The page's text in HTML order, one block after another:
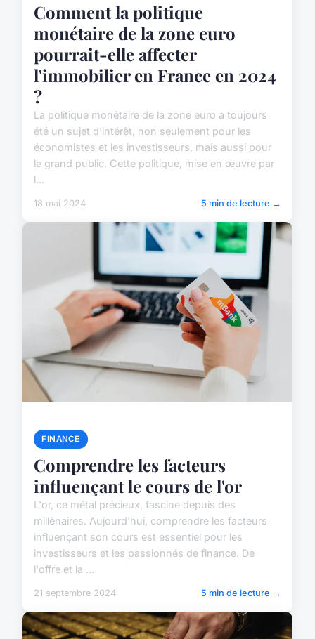
Comment la politique
monétaire de la zone euro
pourrait-elle affecter
l'immobilier en France en 2024
?
La politique monétaire de la zone euro a toujours
été un sujet d'intérêt, non seulement pour les
économistes et les investisseurs, mais aussi pour
le grand public. Cette politique, mise en œuvre par
l...
18 mai 2024 5 min de lecture →
FINANCE
Comprendre les facteurs
influençant le cours de l'or
L'or, ce métal précieux, fascine depuis des
millénaires. Aujourd'hui, comprendre les facteurs
influençant son cours est essentiel pour les
investisseurs et les passionnés de finance. De
l'offre et la ...
21 septembre 2024 5 min de lecture →